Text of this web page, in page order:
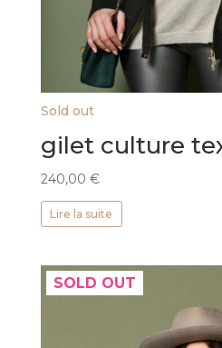
Sold out
gilet culture
240,00 €
Lire la suite
SOLD OUT